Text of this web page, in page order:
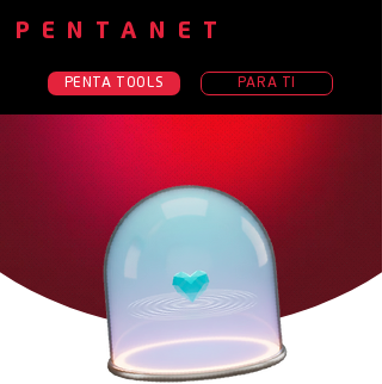
PENTANET
PARA TI
PENTA TOOLS